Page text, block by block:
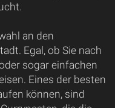
an den
Egal, ob Sie nach
sogar einfachen
Eines der besten
können, sind